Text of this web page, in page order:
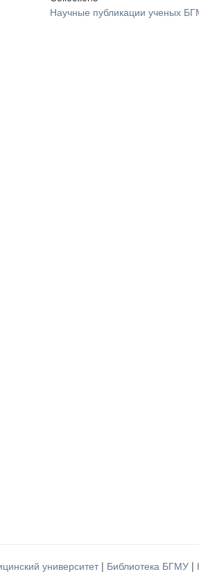
Научные публикации ученых
университет | Библиотека БГМУ |